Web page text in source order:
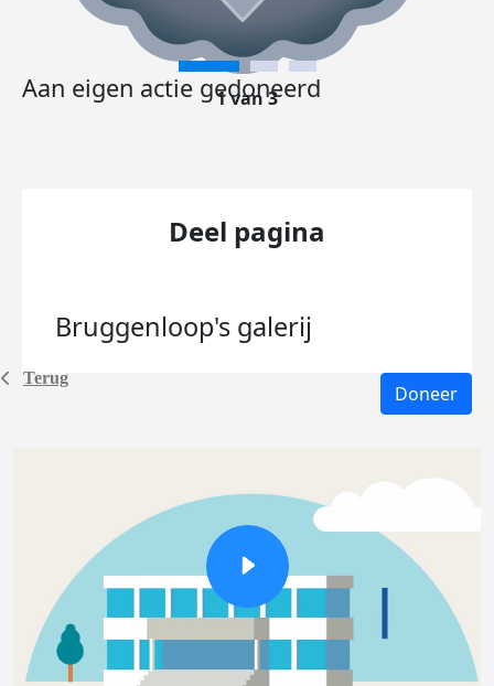
Terug
Aan eigen actie gedoneerd
1 van 3
Deel pagina
Bruggenloop's galerij
Doneer